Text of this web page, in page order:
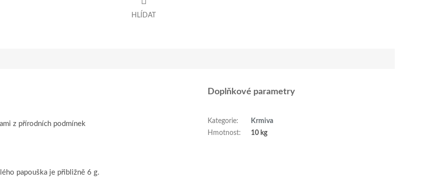
HLÍDAT
z přírodních podmínek
papouška je přibližně 6 g.
Doplňkové parametry
Kategorie:
Krmiva
Hmotnost: 10 kg